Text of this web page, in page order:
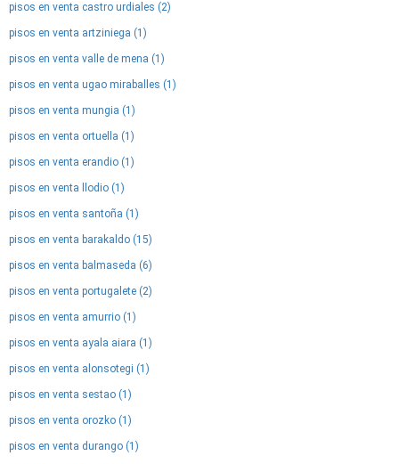
pisos en venta castro urdiales (2)
pisos en venta artziniega (1)
pisos en venta valle de mena (1)
pisos en venta ugao miraballes (1)
pisos en venta mungia (1)
pisos en venta ortuella (1)
pisos en venta erandio (1)
pisos en venta llodio (1)
pisos en venta santoña (1)
pisos en venta barakaldo (15)
pisos en venta balmaseda (6)
pisos en venta portugalete (2)
pisos en venta amurrio (1)
pisos en venta ayala aiara (1)
pisos en venta alonsotegi (1)
pisos en venta sestao (1)
pisos en venta orozko (1)
pisos en venta durango (1)